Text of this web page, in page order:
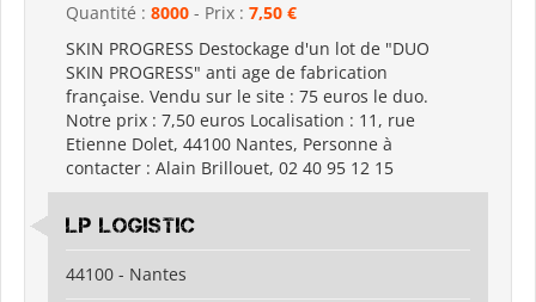
Quantité : 8000 - Prix : 7,50 €
SKIN PROGRESS Destockage d'un lot de "DUO
SKIN PROGRESS" anti age de fabrication
française. Vendu sur le site : 75 euros le duo.
Notre prix : 7,50 euros Localisation : 11, rue
Etienne Dolet, 44100 Nantes, Personne à
contacter : Alain Brillouet, 02 40 95 12 15
lp logistic
44100 - Nantes